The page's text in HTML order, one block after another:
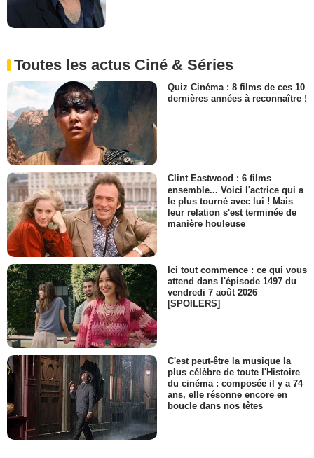
Toutes les actus Ciné & Séries
Quiz Cinéma : 8 films de ces 10
dernières années à reconnaître !
Clint Eastwood : 6 films
ensemble... Voici l'actrice qui a
le plus tourné avec lui ! Mais
leur relation s'est terminée de
manière houleuse
Ici tout commence : ce qui vous
attend dans l'épisode 1497 du
vendredi 7 août 2026
[SPOILERS]
C'est peut-être la musique la
plus célèbre de toute l'Histoire
du cinéma : composée il y a 74
ans, elle résonne encore en
boucle dans nos têtes